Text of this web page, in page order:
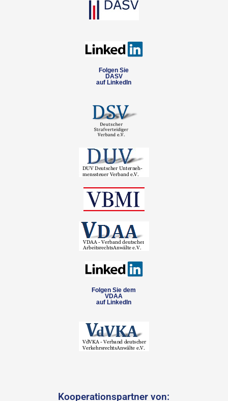
Folgen Sie
DASV
auf LinkedIn
Folgen Sie dem
VDAA
auf LinkedIn
Kooperationspartner von: